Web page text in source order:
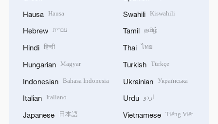
Hausa Hausa
Hebrew עברית
Hindi हिन्दी
Hungarian Magyar
Indonesian Bahasa Indonesia
Italian Italiano
Japanese 日本語
Swahili Kiswahili
Tamil தமிழ்
Thai ไทย
Turkish Türkçe
Ukrainian Українська
Urdu اردو
Vietnamese Tiếng Việt